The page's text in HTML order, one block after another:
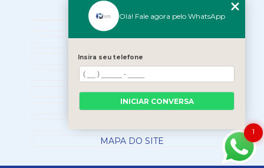
MENU
SERVIÇOS
NOSSOS PRODUTOS
BLOG
CONTATO
MAPA DO SITE
1
Olá! Fale agora pelo WhatsApp
Insira seu telefone
INICIAR CONVERSA